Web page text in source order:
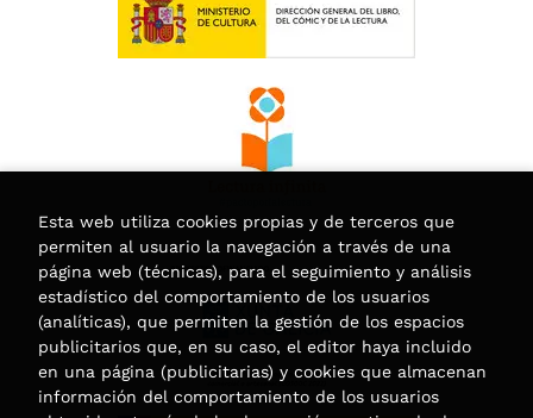
Esta web utiliza cookies propias y de terceros que
permiten al usuario la navegación a través de una
página web (técnicas), para el seguimiento y análisis
estadístico del comportamiento de los usuarios
(analíticas), que permiten la gestión de los espacios
publicitarios que, en su caso, el editor haya incluido
en una página (publicitarias) y cookies que almacenan
información del comportamiento de los usuarios